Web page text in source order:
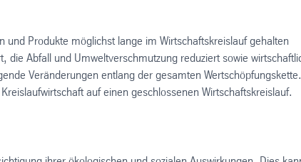
Produkte möglichst lange im Wirtschaftskreislauf gehalten
Abfall und Umweltverschmutzung reduziert sowie
Veränderungen entlang der gesamten
auf einen geschlossenen Wirtschaftskreislauf.